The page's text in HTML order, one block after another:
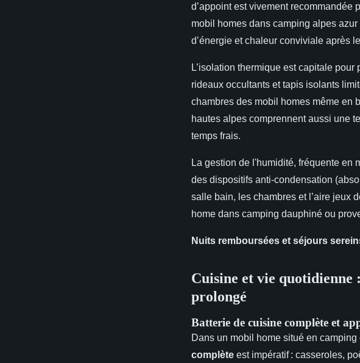
d’appoint est vivement
mobil homes dans camping alpes
d’énergie et chaleur conviviale après
L’isolation thermique est capitale
rideaux occultants et tapis isolants
chambres des mobil homes même en
hautes alpes comprennent aussi une
temps frais.
La gestion de l'humidité, fréquente en
des dispositifs anti-condensation
salle bain, les chambres et l’aire jeux
home dans camping dauphiné ou
Nuits remboursées et séjours
Cuisine et vie quotidienne
prolongé
Batterie de cuisine complète et
Dans un mobil home situé en
complète est impératif : casseroles,